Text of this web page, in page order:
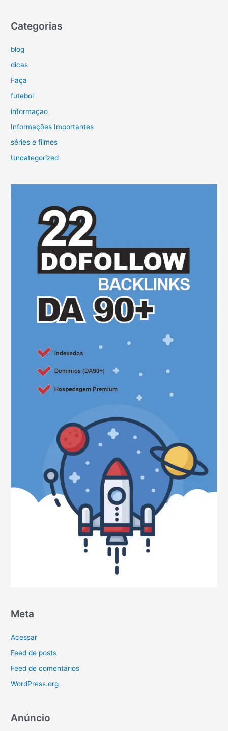
Categorias
blog
dicas
Faça
futebol
informaçao
Informações Importantes
séries e filmes
Uncategorized
Meta
Acessar
Feed de posts
Feed de comentários
WordPress.org
Anúncio